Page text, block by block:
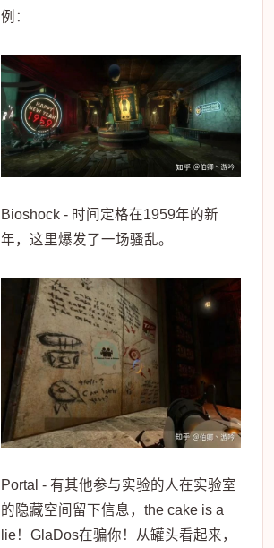
例：
Bioshock - 时间定格在1959年的新
年，这里爆发了一场骚乱。
Portal - 有其他参与实验的人在实验室
的隐藏空间留下信息，the cake is a
lie！GlaDos在骗你！从罐头看起来，